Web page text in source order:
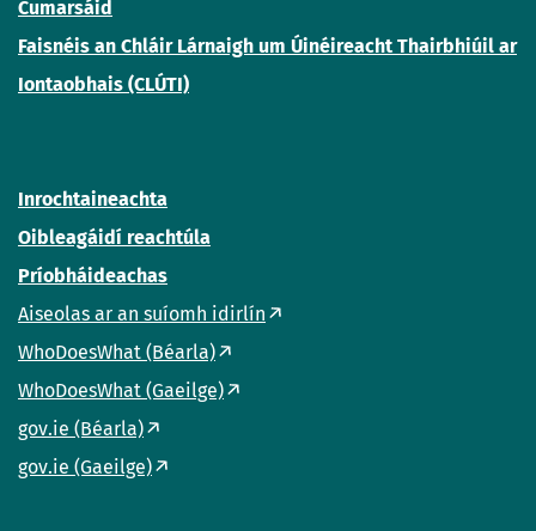
Cumarsáid
Faisnéis an Chláir Lárnaigh um Úinéireacht Thairbhiúil ar
Iontaobhais (CLÚTI)
Inrochtaineachta
Oibleagáidí reachtúla
Príobháideachas
Aiseolas ar an suíomh idirlín
WhoDoesWhat (Béarla)
WhoDoesWhat (Gaeilge)
gov.ie (Béarla)
gov.ie (Gaeilge)